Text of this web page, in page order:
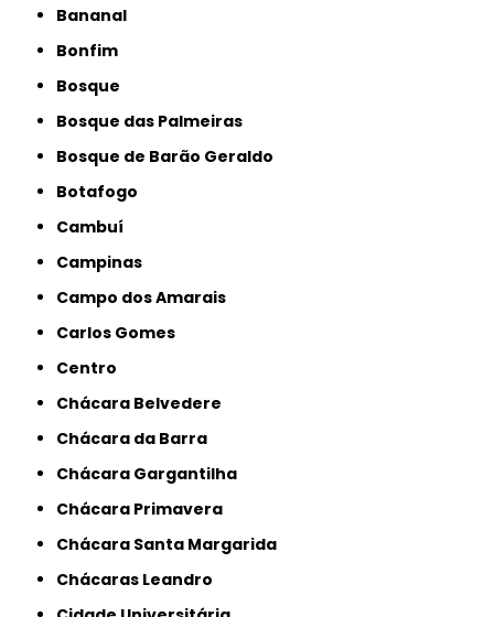
Bananal
Bonfim
Bosque
Bosque das Palmeiras
Bosque de Barão Geraldo
Botafogo
Cambuí
Campinas
Campo dos Amarais
Carlos Gomes
Centro
Chácara Belvedere
Chácara da Barra
Chácara Gargantilha
Chácara Primavera
Chácara Santa Margarida
Chácaras Leandro